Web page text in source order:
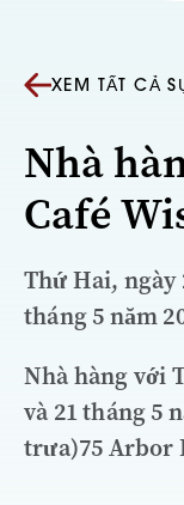
XEM TẤT CẢ
Nhà
Café
Thứ Hai, ngày
tháng 5 năm
Nhà hàng với
và 21 tháng 5
trưa)75 Arbor